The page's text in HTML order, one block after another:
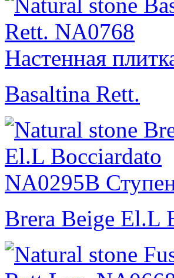
Basaltina Rett.
Brera Beige El.L